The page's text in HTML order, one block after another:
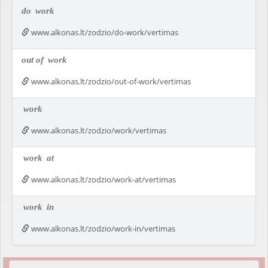
do work
www.alkonas.lt/zodzio/do-work/vertimas
out of work
www.alkonas.lt/zodzio/out-of-work/vertimas
work
www.alkonas.lt/zodzio/work/vertimas
work at
www.alkonas.lt/zodzio/work-at/vertimas
work in
www.alkonas.lt/zodzio/work-in/vertimas